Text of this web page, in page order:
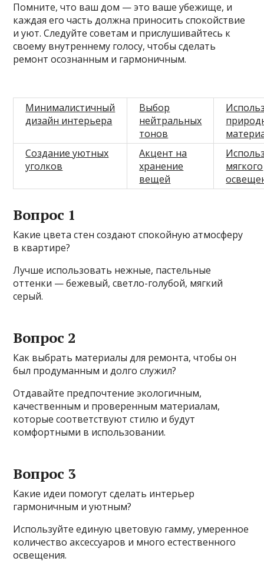
Помните, что ваш дом — это ваше убежище, и
каждая его часть должна приносить спокойствие
и уют. Следуйте советам и прислушивайтесь к
своему внутреннему голосу, чтобы сделать
ремонт осознанным и гармоничным.
Минималистичный
дизайн интерьера
Выбор
нейтральных
тонов
Создание уютных
уголков
Акцент на
хранение
вещей
мягкого
Вопрос 1
Какие цвета стен создают спокойную атмосферу
в квартире?
Лучше использовать нежные, пастельные
оттенки — бежевый, светло-голубой, мягкий
серый.
Вопрос 2
Как выбрать материалы для ремонта, чтобы он
был продуманным и долго служил?
Отдавайте предпочтение экологичным,
качественным и проверенным материалам,
которые соответствуют стилю и будут
комфортными в использовании.
Вопрос 3
Какие идеи помогут сделать интерьер
гармоничным и уютным?
Используйте единую цветовую гамму, умеренное
количество аксессуаров и много естественного
освещения.